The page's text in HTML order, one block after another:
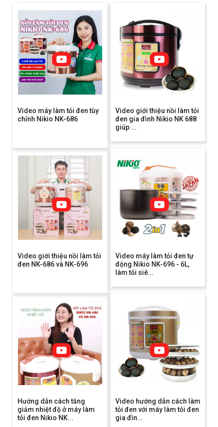
Video máy làm tỏi đen tùy
chỉnh Nikio NK-686
Video giới thiệu nồi làm tỏi
đen gia đình Nikio NK 688
giúp ...
Video giới thiệu nồi làm tỏi
đen NK-686 và NK-696
Video máy làm tỏi đen tự
động Nikio NK-696 - 6L,
làm tỏi siê...
Hướng dẫn cách tăng
giảm nhiệt độ ở máy làm
tỏi đen Nikio NK...
Video hướng dẫn cách làm
tỏi đen với máy làm tỏi đen
gia đìn...